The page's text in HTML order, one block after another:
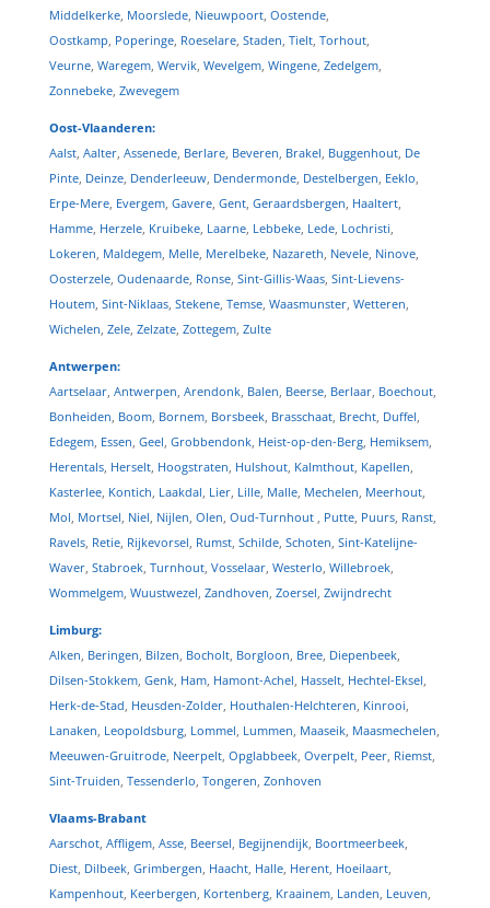
Middelkerke, Moorslede, Nieuwpoort, Oostende,
Oostkamp Poperinge, Roeselare, Staden Tielt, Torhout,
Veurne, Waregem, Wervik, Wevelgem, Wingene, Zedelgem,
Zonnebeke, Zwevegem
Oost-Vlaanderen:
Aalst, Aalter, Assenede, Berlare, Beveren Brakel Buggenhout, De
Pinte, Deinze, Denderleeuw, Dendermonde, Destelbergen Eeklo
Erpe-Mere, Evergem, Gavere, Gent, Geraardsbergen Haaltert,
Hamme, Herzele, Kruibeke, Laarne, Lebbeke, Lede, Lochristi
Lokeren Maldegem, Melle, Merelbeke, Nazareth Nevele, Ninove,
Oosterzele, Oudenaarde, Ronse, Sint-Gillis-Waas, Sint-Lievens-
Houtem, Sint-Niklaas, Stekene, Temse, Waasmunster, Wetteren
Wichelen Zele, Zelzate, Zottegem, Zulte
Antwerpen:
Aartselaar, Antwerpen Arendonk, Balen Beerse, Berlaar, Boechout,
Bonheiden Boom, Bornem, Borsbeek, Brasschaat, Brecht, Duffel
Edegem, Essen Geel Grobbendonk, Heist-op-den-Berg, Hemiksem,
Herentals, Herselt, Hoogstraten Hulshout, Kalmthout, Kapellen
Kasterlee, Kontich Laakdal Lier, Lille, Malle, Mechelen Meerhout,
Mol Mortsel Niel Nijlen Olen Oud-Turnhout Putte, Puurs, Ranst,
Ravels, Retie, Rijkevorsel Rumst, Schilde, Schoten Sint-Katelijne-
Waver, Stabroek, Turnhout, Vosselaar, Westerlo Willebroek,
Wommelgem, Wuustwezel Zandhoven Zoersel Zwijndrecht
Limburg:
Alken Beringen Bilzen Bocholt, Borgloon Bree, Diepenbeek,
Dilsen-Stokkem, Genk, Ham, Hamont-Achel Hasselt, Hechtel-Eksel
Herk-de-Stad Heusden-Zolder, Houthalen-Helchteren Kinrooi
Lanaken Leopoldsburg, Lommel Lummen Maaseik, Maasmechelen
Meeuwen-Gruitrode, Neerpelt, Opglabbeek, Overpelt, Peer, Riemst,
Sint-Truiden Tessenderlo Tongeren Zonhoven
Vlaams-Brabant
Aarschot, Affligem, Asse, Beersel Begijnendijk, Boortmeerbeek,
Diest, Dilbeek, Grimbergen Haacht, Halle, Herent, Hoeilaart,
Kampenhout, Keerbergen Kortenberg, Kraainem, Landen Leuven